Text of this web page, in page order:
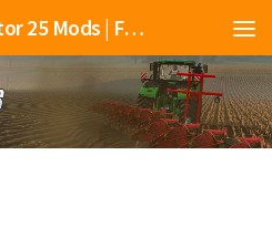
Landwirtschafts Simulator 25 Mods | Farming Simulator 25 Mods | FS25 Mods